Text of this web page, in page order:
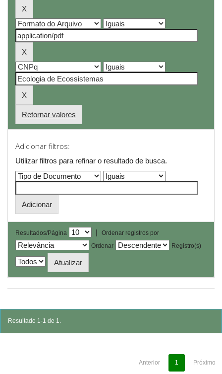
Retornar valores
Adicionar filtros:
Utilizar filtros para refinar o resultado de busca.
Resultados/Página |
Ordenar registros por
Ordenar
Registro(s)
Resultado 1-1 de 1.
Anterior 1 Próximo